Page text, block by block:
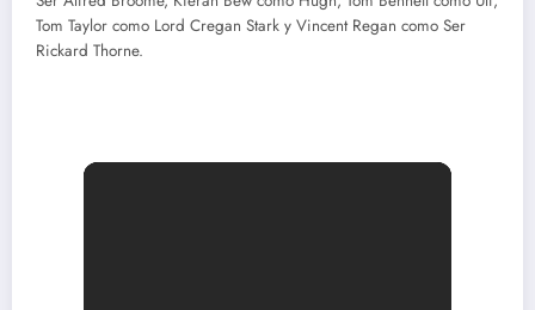
Tom Taylor como Lord Cregan Stark y Vincent Regan como Ser
Rickard Thorne.